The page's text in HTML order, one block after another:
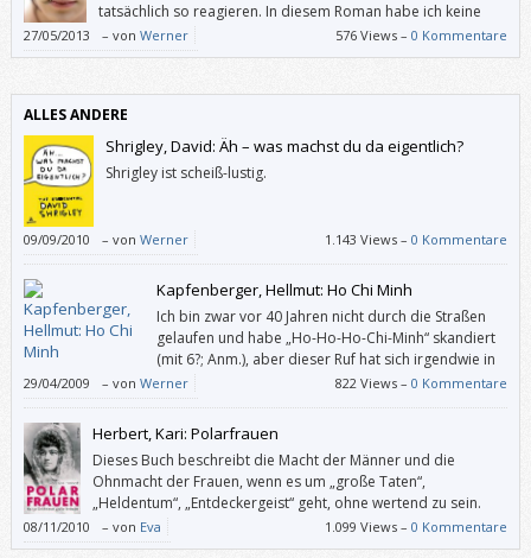
tatsächlich so reagieren. In diesem Roman habe ich keine
Sekunde daran gezweifelt, dass sich ein Entführungsopfer so
verhalten könnte wie Chloe.
27/05/2013 – von Werner 576 Views –0 Kommentare
ALLES ANDERE
Shrigley, David: Äh – was machst du da eigentlich?
Shrigley ist scheiß-lustig.
09/09/2010 – von Werner 1.143 Views –0 Kommentare
Kapfenberger, Hellmut: Ho Chi Minh
Ich bin zwar vor 40 Jahren nicht durch die Straßen
gelaufen und habe „Ho-Ho-Ho-Chi-Minh“ skandiert
(mit 6?; Anm.), aber dieser Ruf hat sich irgendwie in
mein Gedächtnis gegraben. Und als ich dieses Buch
sah, wollte ich endlich in Erfahrung bringen, wer dieser Mann war.
29/04/2009 – von Werner 822 Views –0 Kommentare
Herbert, Kari: Polarfrauen
Dieses Buch beschreibt die Macht der Männer und die
Ohnmacht der Frauen, wenn es um „große Taten“,
„Heldentum“, „Entdeckergeist“ geht, ohne wertend zu sein.
08/11/2010 – von Eva 1.099 Views –0 Kommentare